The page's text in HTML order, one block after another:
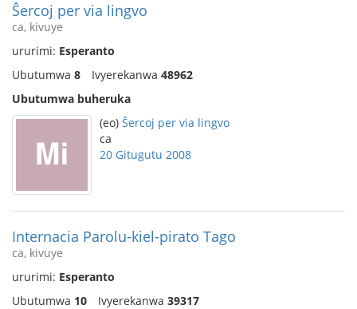
Ŝercoj per via lingvo
ca, kivuye
ururimi: Esperanto
Ubutumwa 8 Ivyerekanwa 48962
Ubutumwa buheruka
(eo) Ŝercoj per via lingvo
ca
20 Gitugutu 2008
Internacia Parolu-kiel-pirato Tago
ca, kivuye
ururimi: Esperanto
Ubutumwa 10 Ivyerekanwa 39317